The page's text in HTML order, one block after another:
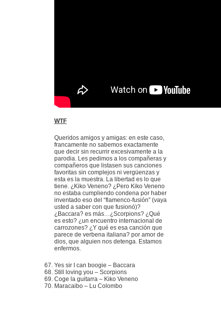
WTF
Queridos amigos y amigas: en este caso,
francamente no sabemos exactamente
que decir sin recurrir excesivamente a la
parodia. Les pedimos a los compañeras y
compañeros que listasen sus canciones
favoritas sin complejos ni vergüenzas y
esta es la muestra. La libertad es lo que
tiene. ¿Kiko Veneno? ¿Pero Kiko Veneno
no estaba cumpliendo condena por haber
inventado eso del “flamenco-fusión” (vaya
usted a saber con que fusionó)?
¿Baccara? es más…¿Scorpions? ¿Qué
es esto? ¿un encuentro internacional de
carrozones? ¿Y qué es esa canción que
parece de verbena italiana? por amor de
dios, que alguien nos detenga. Estamos
enfermos.
Yes sir I can boogie – Baccara
Still loving you – Scorpions
Coge la guitarra – Kiko Veneno
Maracaibo – Lu Colombo